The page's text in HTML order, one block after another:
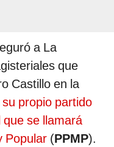
a La
que
Castillo en la
propio partido
se llamará
Popular (PPMP).